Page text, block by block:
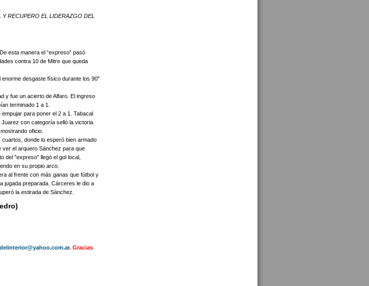
RECUPERO EL LIDERAZGO DEL
esta manera el “expreso” pasó
contra 10 de Mitre que queda
desgaste físico durante los 90"
y fue un acierto de Alfaro. El ingreso
terminado 1 a 1.
para poner el 2 a 1. Tabacal
con categoría selló la victoria.
oficio.
donde lo esperó bien armado
el arquero Sánchez para que
del "expreso" llegó el gol local,
en su propio arco.
al frente con más ganas que fútbol y
jugada preparada. Cárceres le dio a
la estirada de Sánchez.
. Gracias